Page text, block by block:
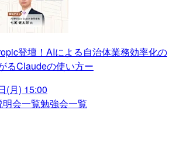
登壇！AIによる自治体業務効率化の
るClaudeの使い方ー
(月) 15:00
会一覧勉強会一覧